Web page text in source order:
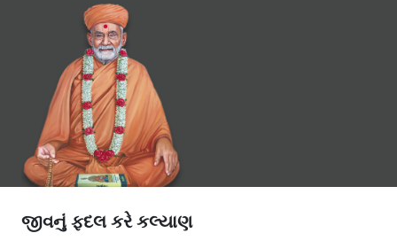
જીવનું ફદલ કરે કલ્યાણ